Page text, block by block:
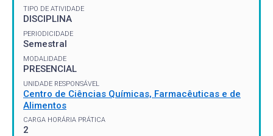
TIPO DE ATIVIDADE
DISCIPLINA
PERIODICIDADE
Semestral
MODALIDADE
PRESENCIAL
UNIDADE RESPONSÁVEL
Centro de Ciências Químicas, Farmacêuticas e de
Alimentos
CARGA HORÁRIA PRÁTICA
2